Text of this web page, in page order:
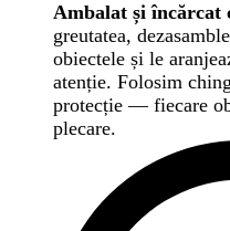
Ambalat și încărcat
greutatea,
obiectele și le
atenție. Folosim
protecție — fiecare
plecare.